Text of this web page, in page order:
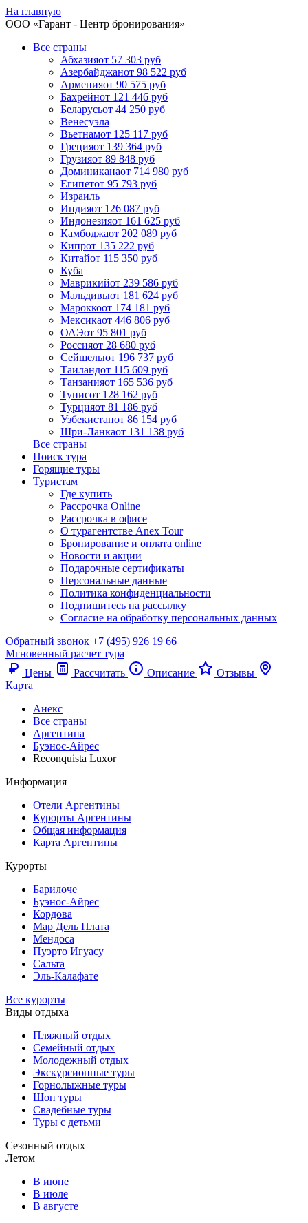
На главную
ООО «Гарант - Центр бронирования»
Все страны
Абхазияот 57 303 руб
Азербайджанот 98 522 руб
Арменияот 90 575 руб
Бахрейнот 121 446 руб
Беларусьот 44 250 руб
Венесуэла
Вьетнамот 125 117 руб
Грецияот 139 364 руб
Грузияот 89 848 руб
Доминиканаот 714 980 руб
Египетот 95 793 руб
Израиль
Индияот 126 087 руб
Индонезияот 161 625 руб
Камбоджаот 202 089 руб
Кипрот 135 222 руб
Китайот 115 350 руб
Куба
Маврикийот 239 586 руб
Мальдивыот 181 624 руб
Мароккоот 174 181 руб
Мексикаот 446 806 руб
ОАЭот 95 801 руб
Россияот 28 680 руб
Сейшелыот 196 737 руб
Таиландот 115 609 руб
Танзанияот 165 536 руб
Тунисот 128 162 руб
Турцияот 81 186 руб
Узбекистанот 86 154 руб
Шри-Ланкаот 131 138 руб
Все страны
Поиск тура
Горящие туры
Туристам
Где купить
Рассрочка Online
Рассрочка в офисе
О турагентстве Anex Tour
Бронирование и оплата online
Новости и акции
Подарочные сертификаты
Персональные данные
Политика конфиденциальности
Подпишитесь на рассылку
Согласие на обработку персональных данных
Обратный звонок +7 (495) 926 19 66
Мгновенный расчет тура
Цены
Рассчитать Описание
Отзывы
Карта
Анекс
Все страны
Аргентина
Буэнос-Айрес
Reconquista Luxor
Информация
Отели Аргентины
Курорты Аргентины
Общая информация
Карта Аргентины
Курорты
Барилоче
Буэнос-Айрес
Кордова
Мар Дель Плата
Мендоса
Пуэрто Игуасу
Сальта
Эль-Калафате
Все курорты
Виды отдыха
Пляжный отдых
Семейный отдых
Молодежный отдых
Экскурсионные туры
Горнолыжные туры
Шоп туры
Свадебные туры
Туры с детьми
Сезонный отдых
Летом
В июне
В июле
В августе